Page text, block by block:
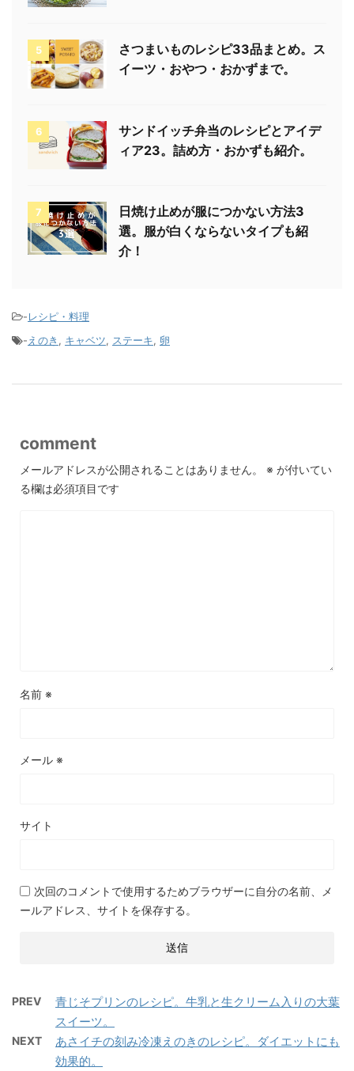
5
さつまいものレシピ33品まとめ。ス
イーツ・おやつ・おかずまで。
6
サンドイッチ弁当のレシピとアイデ
ィア23。詰め方・おかずも紹介。
7
日焼け止めが服につかない方法3
選。服が白くならないタイプも紹
介！
-レシピ・料理
-えのき , キャベツ, ステーキ, 卵
comment
メールアドレスが公開されることはありません。 ※ が付いてい
る欄は必須項目です
名前 ※
メール ※
サイト
次回のコメントで使用するためブラウザーに自分の名前、メ
ールアドレス、サイトを保存する。
PREV
青じそプリンのレシピ。牛乳と生クリーム入りの大葉
スイーツ。
NEXT
あさイチの刻み冷凍えのきのレシピ。ダイエットにも
効果的。